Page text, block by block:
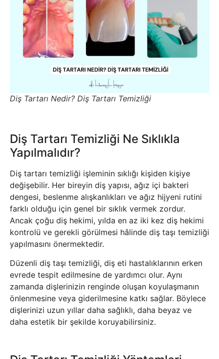
Diş Tartarı Nedir? Diş Tartarı Temizliği
Diş Tartarı Temizliği Ne Sıklıkla
Yapılmalıdır?
Diş tartarı temizliği işleminin sıklığı kişiden kişiye
değişebilir. Her bireyin diş yapısı, ağız içi bakteri
dengesi, beslenme alışkanlıkları ve ağız hijyeni rutini
farklı olduğu için genel bir sıklık vermek zordur.
Ancak çoğu diş hekimi, yılda en az iki kez diş hekimi
kontrolü ve gerekli görülmesi hâlinde diş taşı temizliği
yapılmasını önermektedir.
Düzenli diş taşı temizliği, diş eti hastalıklarının erken
evrede tespit edilmesine de yardımcı olur. Aynı
zamanda dişlerinizin renginde oluşan koyulaşmanın
önlenmesine veya giderilmesine katkı sağlar. Böylece
dişlerinizi uzun yıllar daha sağlıklı, daha beyaz ve
daha estetik bir şekilde koruyabilirsiniz.